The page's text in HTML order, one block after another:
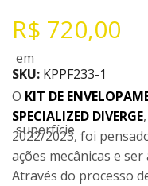
R$ 720,00
SKU: KPPF233-1
O KIT DE
SPECIALIZED DIVERGE
2022/2023, foi
ações mecânicas e
Através do processo